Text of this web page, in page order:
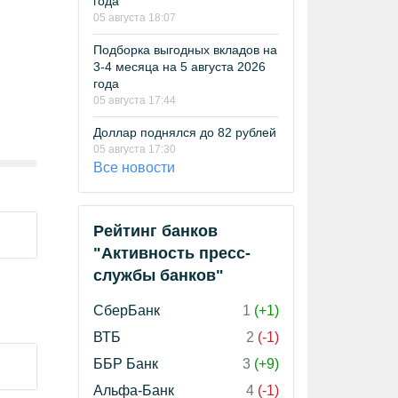
05 августа 18:07
Подборка выгодных вкладов на
3-4 месяца на 5 августа 2026
года
05 августа 17:44
Доллар поднялся до 82 рублей
05 августа 17:30
Все новости
Рейтинг банков
"Активность пресс-
службы банков"
СберБанк 1 (+1)
ВТБ
2 (-1)
ББР Банк
3 (+9)
Альфа-Банк
4 (-1)